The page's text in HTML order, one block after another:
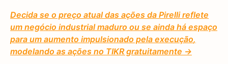
Decida se o preço atual das ações da Pirelli reflete
um negócio industrial maduro ou se ainda há espaço
para um aumento impulsionado pela execução,
modelando as ações no TIKR gratuitamente →